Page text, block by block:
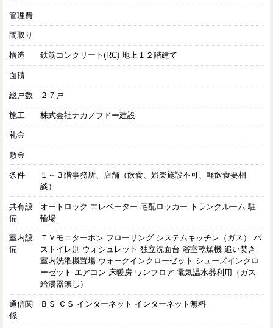
管理費
間取り
構造 鉄筋コンクリート(RC) 地上１２階建て
面積
総戸数 ２７戸
施工 株式会社ナカノフドー建設
礼金
敷金
条件
１～３階事務所、店舗（飲食、娯楽施設不可、軽飲食要相
談）
共有設
備
オートロック エレベーター 宅配ロッカー トランクルーム 駐
輪場
室内設
備
ＴＶモニターホン フローリング システムキッチン（ガス） バ
ストイレ別 ウォシュレット 独立洗面台 浴室乾燥機 追い焚き
室内洗濯機置場 ウォークインクローゼット シューズインクロ
ーゼット エアコン 床暖房 ワンフロア 電気温水器利用（ガス
給湯器無し）
通信関
係
ＢＳ ＣＳ インターネット インターネット無料